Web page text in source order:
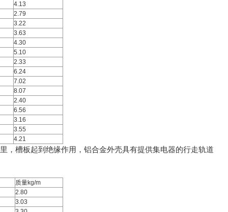
4.13
2.79
3.22
3.63
4.30
5.10
2.33
6.24
7.02
8.07
2.40
6.56
3.16
3.55
4.21
，槽板起到绝缘作用，铝合金外壳具有提供集电器的行走轨道
质量kg/m
2.80
3.03